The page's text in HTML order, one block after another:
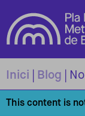
Inici Blog
This content is